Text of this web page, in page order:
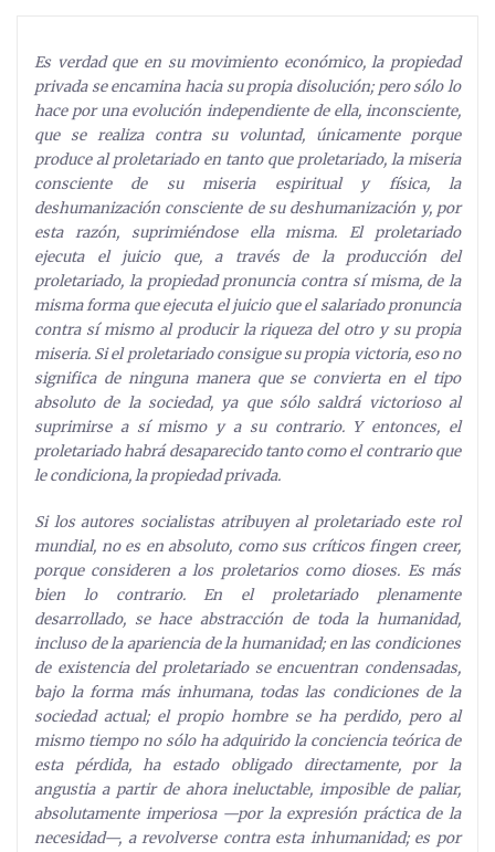
Es verdad que en su movimiento económico, la propiedad
privada se encamina hacia su propia disolución; pero sólo lo
hace por una evolución independiente de ella, inconsciente,
que se realiza contra su voluntad, únicamente porque
produce al proletariado en tanto que proletariado, la miseria
consciente de su miseria espiritual y física, la
deshumanización consciente de su deshumanización y, por
esta razón, suprimiéndose ella misma. El proletariado
ejecuta el juicio que, a través de la producción del
proletariado, la propiedad pronuncia contra sí misma, de la
misma forma que ejecuta el juicio que el salariado pronuncia
contra sí mismo al producir la riqueza del otro y su propia
miseria. Si el proletariado consigue su propia victoria, eso no
significa de ninguna manera que se convierta en el tipo
absoluto de la sociedad, ya que sólo saldrá victorioso al
suprimirse a sí mismo y a su contrario. Y entonces, el
proletariado habrá desaparecido tanto como el contrario que
le condiciona, la propiedad privada.
Si los autores socialistas atribuyen al proletariado este rol
mundial, no es en absoluto, como sus críticos fingen creer,
porque consideren a los proletarios como dioses. Es más
bien lo contrario. En el proletariado plenamente
desarrollado, se hace abstracción de toda la humanidad,
incluso de la apariencia de la humanidad; en las condiciones
de existencia del proletariado se encuentran condensadas,
bajo la forma más inhumana, todas las condiciones de la
sociedad actual; el propio hombre se ha perdido, pero al
mismo tiempo no sólo ha adquirido la conciencia teórica de
esta pérdida, ha estado obligado directamente, por la
angustia a partir de ahora ineluctable, imposible de paliar,
absolutamente imperiosa —por la expresión práctica de la
necesidad—, a revolverse contra esta inhumanidad; es por